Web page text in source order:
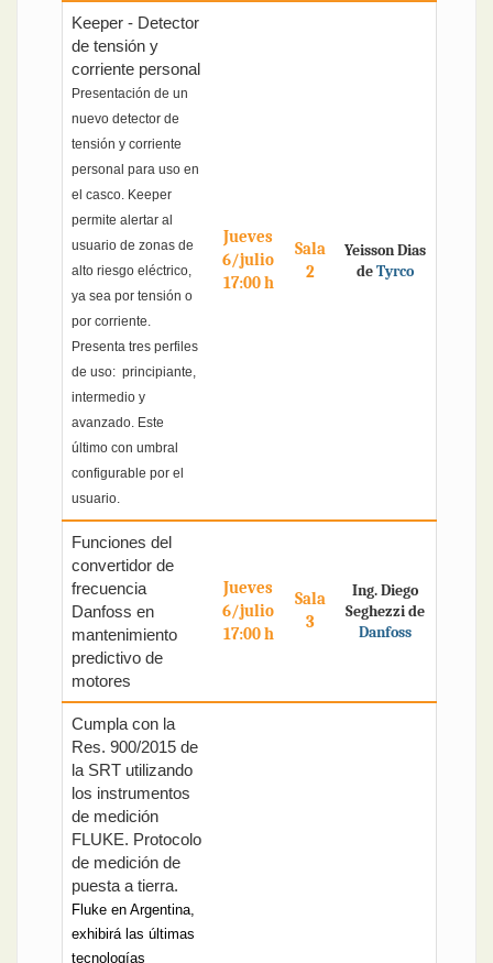
Keeper - Detector
de tensión y
corriente personal
Presentación de un
nuevo detector de
tensión y corriente
personal para uso en
el casco. Keeper
permite alertar al
usuario de zonas de
alto riesgo eléctrico,
ya sea por tensión o
por corriente.
Presenta tres perfiles
de uso: principiante,
intermedio y
avanzado. Este
último con umbral
configurable por el
usuario.
Jueves
6/julio
17:00 h
Sala
2
Yeisson Dias
deTyrco
Funciones del
convertidor de
frecuencia
Danfoss en
mantenimiento
predictivo de
motores
Jueves
6/julio
17:00 h
Sala
3
Ing. Diego
Seghezzi de
Danfoss
Cumpla con la
Res. 900/2015 de
la SRT utilizando
los instrumentos
de medición
FLUKE. Protocolo
de medición de
puesta a tierra.
Fluke en Argentina,
exhibirá las últimas
tecnologías